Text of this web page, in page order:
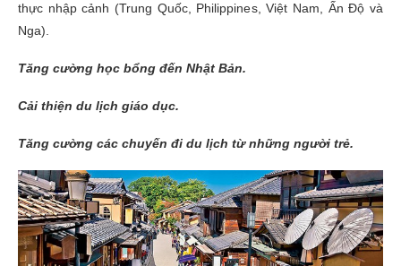
thực nhập cảnh (Trung Quốc, Philippines, Việt Nam, Ấn Độ và
Nga).
Tăng cường học bổng đến Nhật Bản.
Cải thiện du lịch giáo dục.
Tăng cường các chuyến đi du lịch từ những người trẻ.